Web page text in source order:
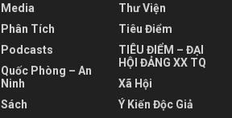
Media
Phân Tích
Podcasts
Quốc Phòng – An
Ninh
Sách
Thư Viện
Tiêu Điểm
TIÊU ĐIỂM – ĐẠI
HỘI ĐẢNG XX TQ
Xã Hội
Ý Kiến Độc Giả